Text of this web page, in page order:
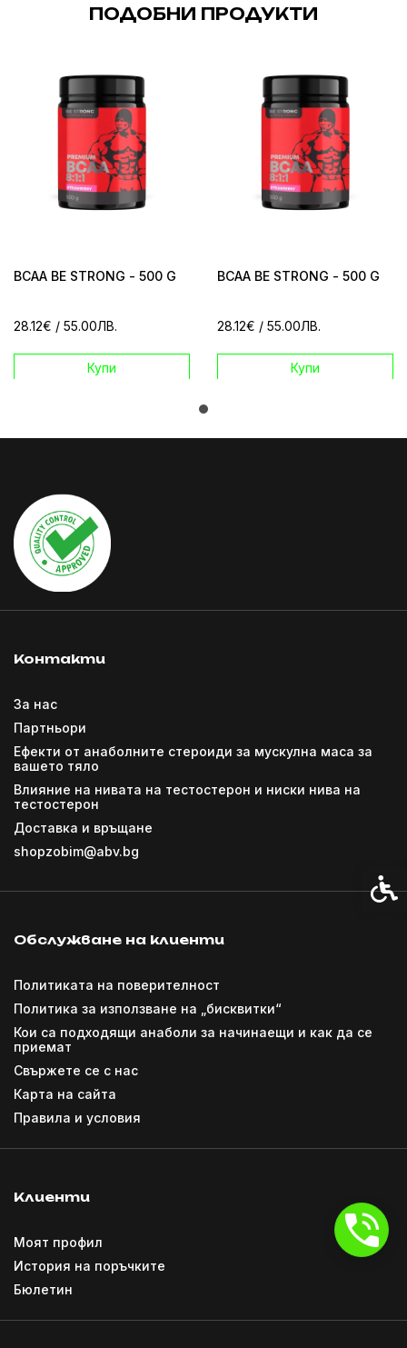
ПОДОБНИ ПРОДУКТИ
BCAA BE STRONG - 500 G
28.12€ / 55.00ЛВ.
Купи
BCAA BE STRONG - 500 G
28.12€ / 55.00ЛВ.
Купи
Контакти
За нас
Партньори
Ефекти от анаболните стероиди за мускулна маса за
вашето тяло
Влияние на нивата на тестостерон и ниски нива на
тестостерон
Доставка и връщане
shopzobim@abv.bg
Обслужване на клиенти
Политиката на поверителност
Политика за използване на „бисквитки“
Кои са подходящи анаболи за начинаещи и как да се
приемат
Свържете се с нас
Карта на сайта
Правила и условия
Клиенти
Моят профил
История на поръчките
Бюлетин